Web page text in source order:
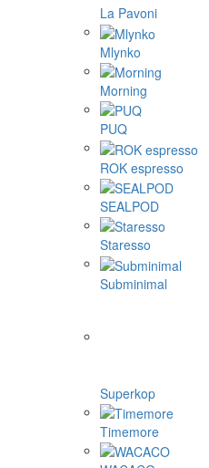
La Pavoni
Mlynko
Morning
PUQ
ROK espresso
SEALPOD
Staresso
Subminimal
Superkop
Timemore